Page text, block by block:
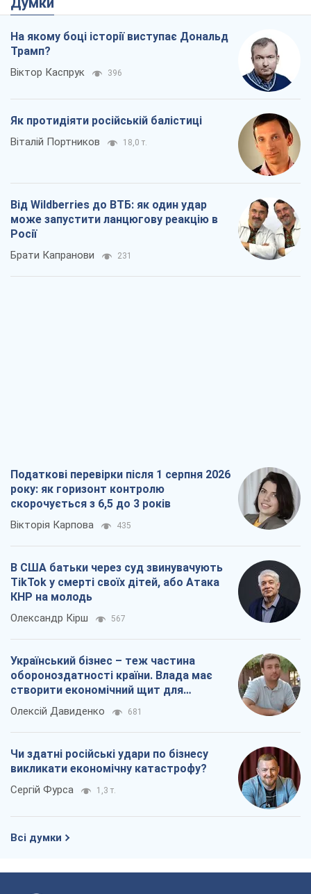
На якому боці історії виступає Дональд
Трамп?
Віктор Каспрук 396
Як протидіяти російській балістиці
Віталій Портников 18,0 т.
Від Wildberries до ВТБ: як один удар
може запустити ланцюгову реакцію в
Росії
Брати Капранови 231
Податкові перевірки після 1 серпня 2026
року: як горизонт контролю
скорочується з 6,5 до 3 років
Вікторія Карпова 435
В США батьки через суд звинувачують
TikTok у смерті своїх дітей, або Атака
КНР на молодь
Олександр Кірш 567
Український бізнес – теж частина
обороноздатності країни. Влада має
створити економічний щит для
компаній
Олексій Давиденко 681
Чи здатні російські удари по бізнесу
викликати економічну катастрофу?
Сергій Фурса 1,3 т.
Всі думки